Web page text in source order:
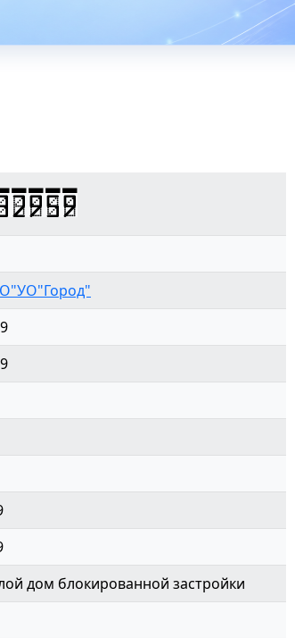
дом блокированной застройки